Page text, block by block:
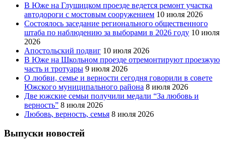
В Юже на Глушицком проезде ведется ремонт участка
автодороги с мостовым сооружением 10 июля 2026
Состоялось заседание регионального общественного
штаба по наблюдению за выборами в 2026 году 10 июля
2026
Апостольский подвиг 10 июля 2026
В Юже на Школьном проезде отремонтируют проезжую
часть и тротуары 9 июля 2026
О любви, семье и верности сегодня говорили в совете
Южского муниципального района 8 июля 2026
Две южские семьи получили медали “За любовь и
верность” 8 июля 2026
Любовь, верность, семья 8 июля 2026
Выпуски новостей